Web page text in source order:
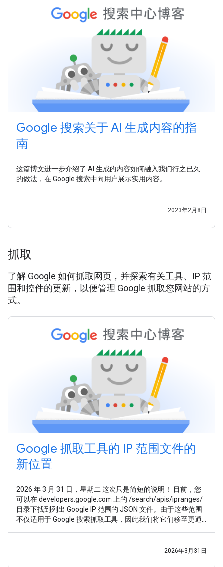
Google 搜索关于 AI 生成内容的指
南
这篇博文进一步介绍了 AI 生成的内容如何融入我们行之已久
的做法，在 Google 搜索中向用户展示实用内容。
2023年2月8日
抓取
了解 Google 如何抓取网页，并探索有关工具、IP 范
围和控件的更新，以便管理 Google 抓取您网站的方
式。
Google 抓取工具的 IP 范围文件的
新位置
2026 年 3 月 31 日，星期二 这次只是简短的说明！ 目前，您
可以在 developers.google.com 上的 /search/apis/ipranges/
目录下找到列出 Google IP 范围的 JSON 文件。由于这些范围
不仅适用于 Google 搜索抓取工具，因此我们将它们移至更通
2026年3月31日